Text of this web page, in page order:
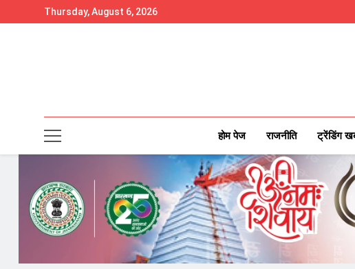
to
Thursday, August 6, 2026
होम पेज राजनीति ट्रेंडिंग